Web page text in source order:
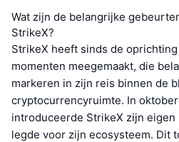
Wat zijn de belangrijke
StrikeX?
StrikeX heeft sinds de
momenten meegemaakt, die
markeren in zijn reis binnen de
cryptocurrencyruimte. In
introduceerde StrikeX zijn
legde voor zijn ecosysteem. Dit